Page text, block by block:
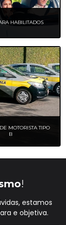
HABILITADOS
MOTORISTA TIPO
B
!
estamos
e objetiva.